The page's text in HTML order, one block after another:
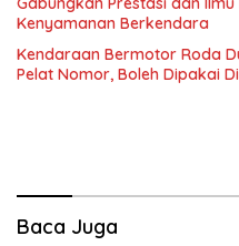
Kenyamanan Berkendara
Kendaraan Bermotor Roda
Pelat Nomor, Boleh Dipakai
Baca Juga